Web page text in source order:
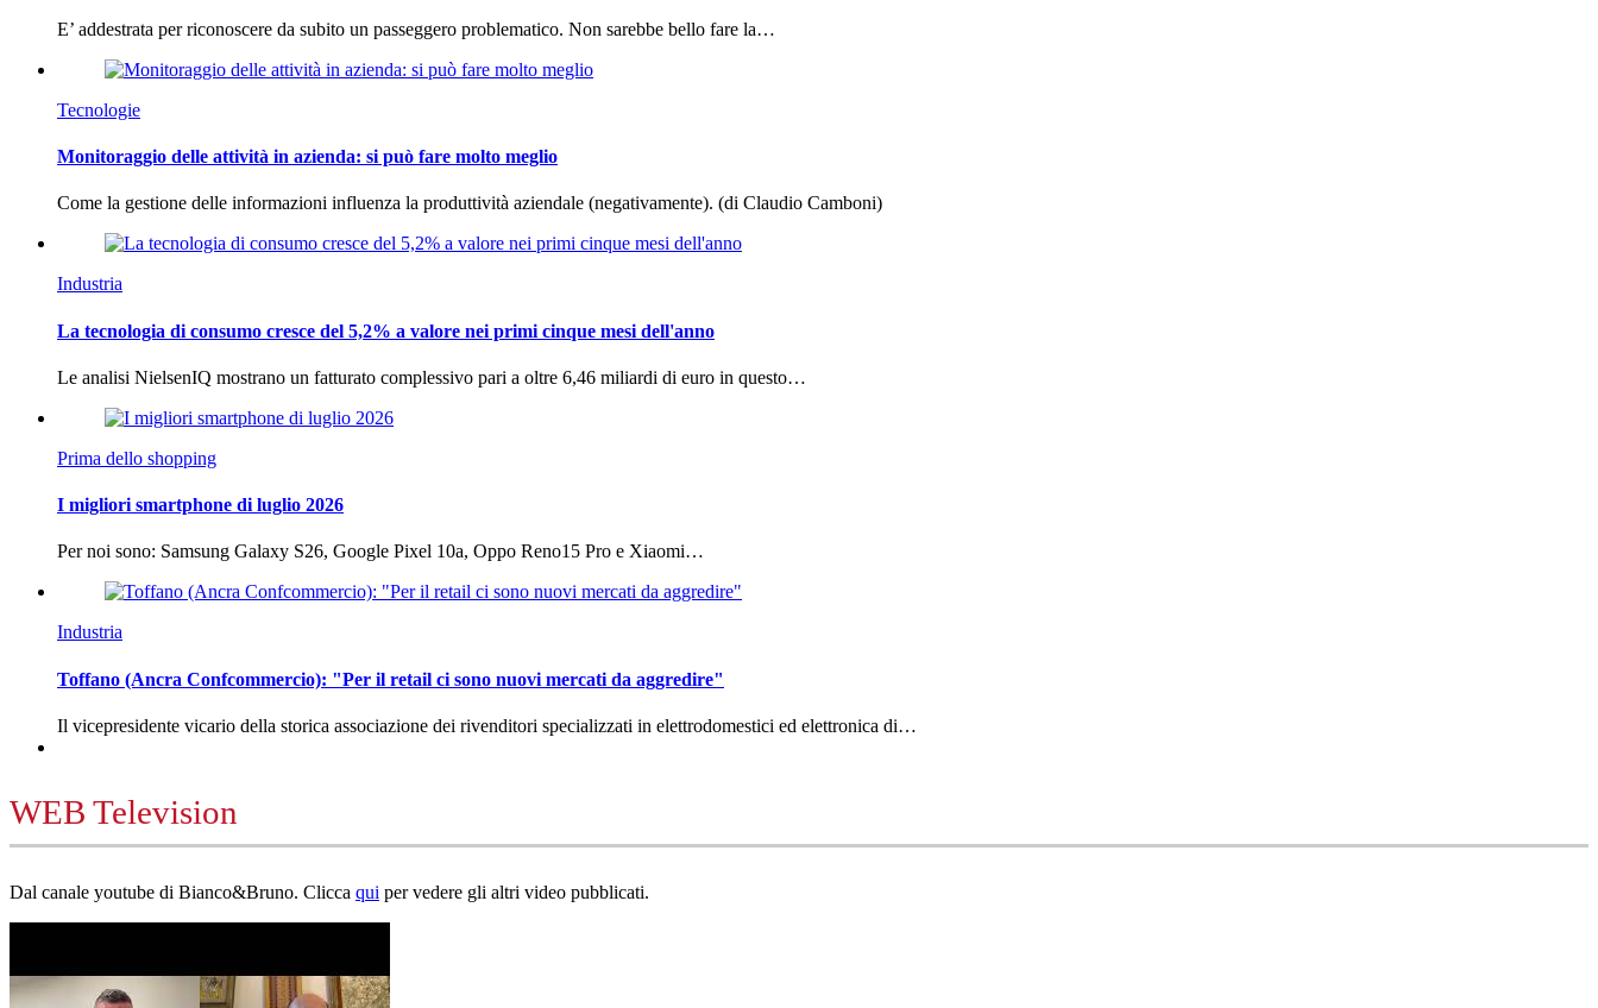
E’ addestrata per riconoscere da subito un passeggero problematico. Non sarebbe bello fare la…
Tecnologie
Monitoraggio delle attività in azienda: si può fare molto meglio
Come la gestione delle informazioni influenza la produttività aziendale (negativamente). (di Claudio Camboni)
Industria
La tecnologia di consumo cresce del 5,2% a valore nei primi cinque mesi dell'anno
Le analisi NielsenIQ mostrano un fatturato complessivo pari a oltre 6,46 miliardi di euro in questo…
Prima dello shopping
I migliori smartphone di luglio 2026
Per noi sono: Samsung Galaxy S26, Google Pixel 10a, Oppo Reno15 Pro e Xiaomi…
Industria
Toffano (Ancra Confcommercio): "Per il retail ci sono nuovi mercati da aggredire"
Il vicepresidente vicario della storica associazione dei rivenditori specializzati in elettrodomestici ed elettronica di…
WEB Television
Dal canale youtube di Bianco&Bruno. Clicca qui per vedere gli altri video pubblicati.